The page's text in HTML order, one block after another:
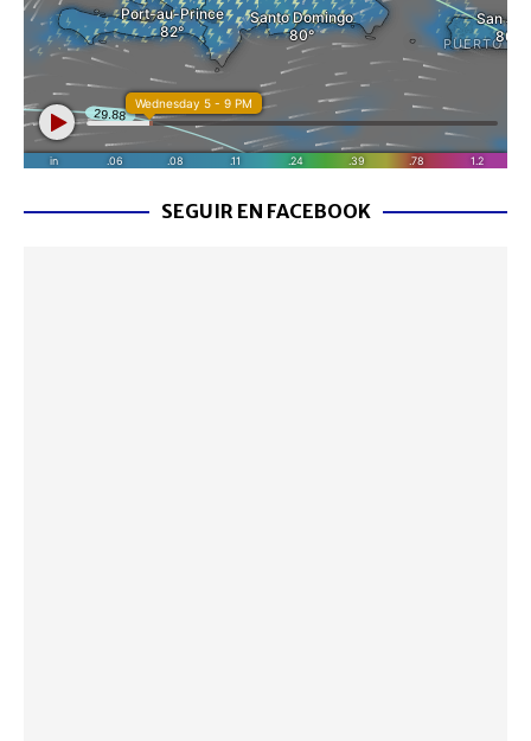
SEGUIR EN FACEBOOK